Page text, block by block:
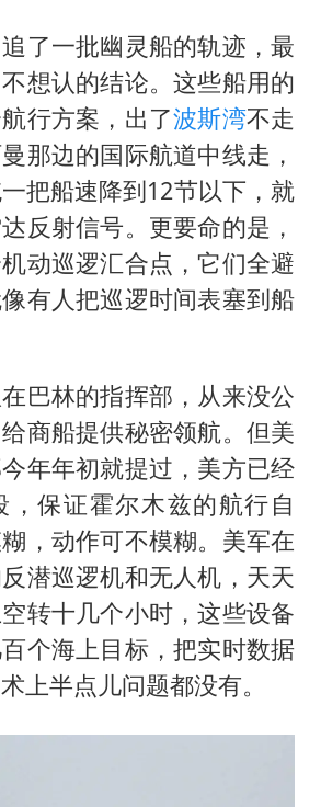
了一批幽灵船的轨迹，最
想认的结论。这些船用的
行方案，出了波斯湾不走
那边的国际航道中线走，
把船速降到12节以下，就
反射信号。更要命的是，
动巡逻汇合点，它们全避
有人把巡逻时间表塞到船
巴林的指挥部，从来没公
商船提供秘密领航。但美
年年初就提过，美方已经
，保证霍尔木兹的航行自
，动作可不模糊。美军在
潜巡逻机和无人机，天天
转十几个小时，这些设备
个海上目标，把实时数据
上半点儿问题都没有。